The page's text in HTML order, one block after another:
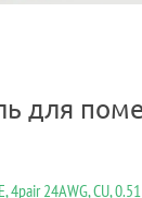
для
4pair 24AWG, CU, 0.51